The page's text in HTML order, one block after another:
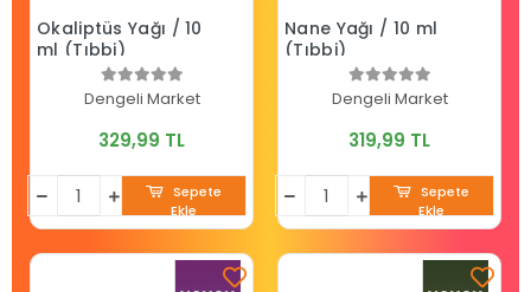
Okaliptüs Yağı / 10
ml (Tıbbi)
Dengeli Market
329,99 TL
Sepete
Ekle
Nane Yağı / 10 ml
(Tıbbi)
Dengeli Market
319,99 TL
Sepete
Ekle